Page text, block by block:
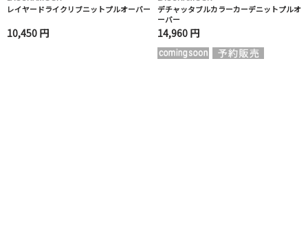
レイヤードライクリブニットプルオーバー
10,450 円
デチャッタブルカラーカーデニットプルオ
ーバー
14,960 円